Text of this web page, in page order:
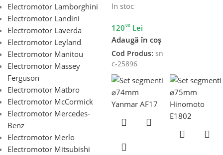
Electromotor Lamborghini
Electromotor Landini
Electromotor Laverda
Electromotor Leyland
Electromotor Manitou
Electromotor Massey
Ferguson
Electromotor Matbro
Electromotor McCormick
Electromotor Mercedes-
Benz
Electromotor Merlo
Electromotor Mitsubishi
In stoc
12000 Lei
Adaugă în coș
Cod Produs: sn
c-25896